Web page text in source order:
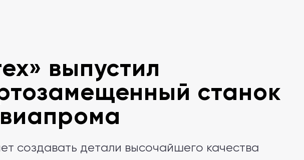
выпустил
станок
создавать детали высочайшего качества